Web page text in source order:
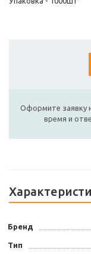
Оформите заявку
время и
Бренд
Тип